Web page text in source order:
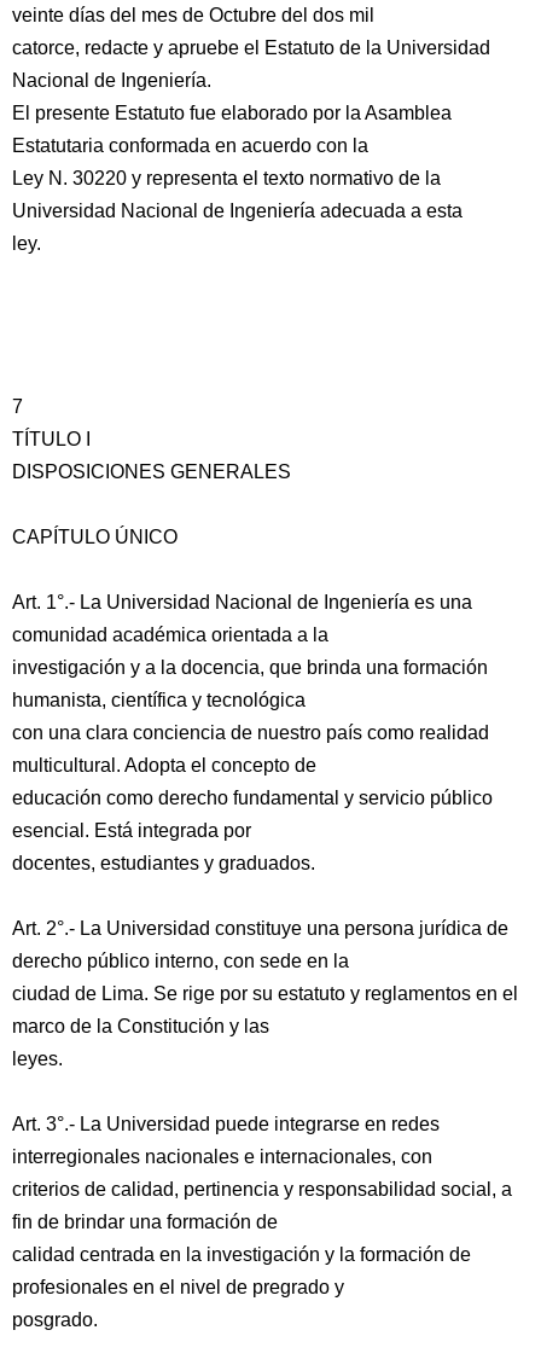
veinte días del mes de Octubre del dos mil
catorce, redacte y apruebe el Estatuto de la Universidad
Nacional de Ingeniería.
El presente Estatuto fue elaborado por la Asamblea
Estatutaria conformada en acuerdo con la
Ley N. 30220 y representa el texto normativo de la
Universidad Nacional de Ingeniería adecuada a esta
ley.
7
TÍTULO I
DISPOSICIONES GENERALES
CAPÍTULO ÚNICO
Art. 1°.- La Universidad Nacional de Ingeniería es una
comunidad académica orientada a la
investigación y a la docencia, que brinda una formación
humanista, científica y tecnológica
con una clara conciencia de nuestro país como realidad
multicultural. Adopta el concepto de
educación como derecho fundamental y servicio público
esencial. Está integrada por
docentes, estudiantes y graduados.
Art. 2°.- La Universidad constituye una persona jurídica de
derecho público interno, con sede en la
ciudad de Lima. Se rige por su estatuto y reglamentos en el
marco de la Constitución y las
leyes.
Art. 3°.- La Universidad puede integrarse en redes
interregionales nacionales e internacionales, con
criterios de calidad, pertinencia y responsabilidad social, a
fin de brindar una formación de
calidad centrada en la investigación y la formación de
profesionales en el nivel de pregrado y
posgrado.